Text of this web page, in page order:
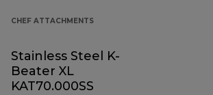
CHEF ATTACHMENTS
Stainless Steel K-
Beater XL
KAT70.000SS